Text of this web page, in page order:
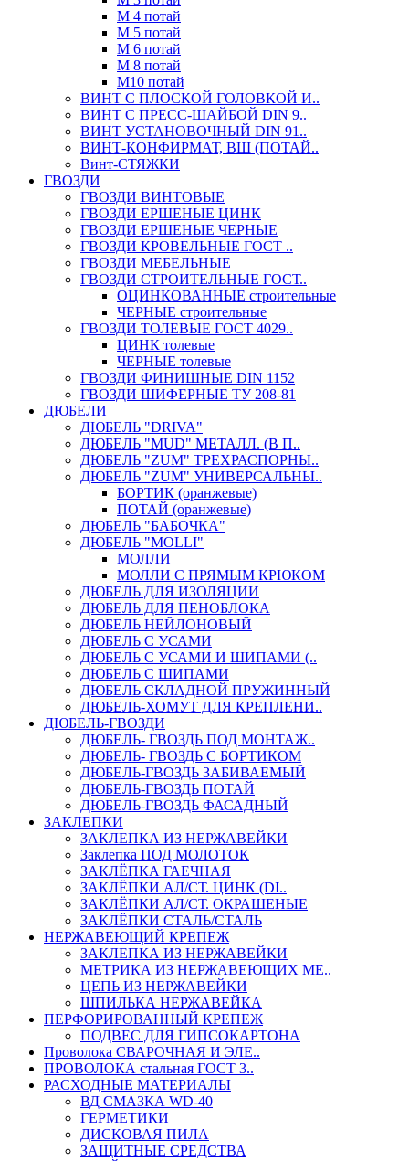
М 4 потай
М 5 потай
М 6 потай
М 8 потай
М10 потай
ВИНТ С ПЛОСКОЙ ГОЛОВКОЙ И..
ВИНТ С ПРЕСС-ШАЙБОЙ DIN 9..
ВИНТ УСТАНОВОЧНЫЙ DIN 91..
ВИНТ-КОНФИРМАТ, ВШ (ПОТАЙ..
Винт-СТЯЖКИ
ГВОЗДИ
ГВОЗДИ ВИНТОВЫЕ
ГВОЗДИ ЕРШЕНЫЕ ЦИНК
ГВОЗДИ ЕРШЕНЫЕ ЧЕРНЫЕ
ГВОЗДИ КРОВЕЛЬНЫЕ ГОСТ ..
ГВОЗДИ МЕБЕЛЬНЫЕ
ГВОЗДИ СТРОИТЕЛЬНЫЕ ГОСТ..
ОЦИНКОВАННЫЕ строительные
ЧЕРНЫЕ строительные
ГВОЗДИ ТОЛЕВЫЕ ГОСТ 4029..
ЦИНК толевые
ЧЕРНЫЕ толевые
ГВОЗДИ ФИНИШНЫЕ DIN 1152
ГВОЗДИ ШИФЕРНЫЕ ТУ 208-81
ДЮБЕЛИ
ДЮБЕЛЬ "DRIVA"
ДЮБЕЛЬ "MUD" МЕТАЛЛ. (В П..
ДЮБЕЛЬ "ZUM" ТРЕХРАСПОРНЫ..
ДЮБЕЛЬ "ZUM" УНИВЕРСАЛЬНЫ..
БОРТИК (оранжевые)
ПОТАЙ (оранжевые)
ДЮБЕЛЬ "БАБОЧКА"
ДЮБЕЛЬ "МOLLI"
МОЛЛИ
МОЛЛИ С ПРЯМЫМ КРЮКОМ
ДЮБЕЛЬ ДЛЯ ИЗОЛЯЦИИ
ДЮБЕЛЬ ДЛЯ ПЕНОБЛОКА
ДЮБЕЛЬ НЕЙЛОНОВЫЙ
ДЮБЕЛЬ С УСАМИ
ДЮБЕЛЬ С УСАМИ И ШИПАМИ (..
ДЮБЕЛЬ С ШИПАМИ
ДЮБЕЛЬ СКЛАДНОЙ ПРУЖИННЫЙ
ДЮБЕЛЬ-ХОМУТ ДЛЯ КРЕПЛЕНИ..
ДЮБЕЛЬ-ГВОЗДИ
ДЮБЕЛЬ- ГВОЗДЬ ПОД МОНТАЖ..
ДЮБЕЛЬ- ГВОЗДЬ С БОРТИКОМ
ДЮБЕЛЬ-ГВОЗДЬ ЗАБИВАЕМЫЙ
ДЮБЕЛЬ-ГВОЗДЬ ПОТАЙ
ДЮБЕЛЬ-ГВОЗДЬ ФАСАДНЫЙ
ЗАКЛЕПКИ
ЗАКЛЕПКА ИЗ НЕРЖАВЕЙКИ
Заклепка ПОД МОЛОТОК
ЗАКЛЁПКА ГАЕЧНАЯ
ЗАКЛЁПКИ АЛ/СТ. ЦИНК (DI..
ЗАКЛЁПКИ АЛ/СТ. ОКРАШЕНЫЕ
ЗАКЛЁПКИ СТАЛЬ/СТАЛЬ
НЕРЖАВЕЮЩИЙ КРЕПЕЖ
ЗАКЛЕПКА ИЗ НЕРЖАВЕЙКИ
МЕТРИКА ИЗ НЕРЖАВЕЮЩИХ МЕ..
ЦЕПЬ ИЗ НЕРЖАВЕЙКИ
ШПИЛЬКА НЕРЖАВЕЙКА
ПЕРФОРИРОВАННЫЙ КРЕПЕЖ
ПОДВЕС ДЛЯ ГИПСОКАРТОНА
Проволока СВАРОЧНАЯ И ЭЛЕ..
ПРОВОЛОКА стальная ГОСТ 3..
РАСХОДНЫЕ МАТЕРИАЛЫ
ВД СМАЗКА WD-40
ГЕРМЕТИКИ
ДИСКОВАЯ ПИЛА
ЗАЩИТНЫЕ СРЕДСТВА